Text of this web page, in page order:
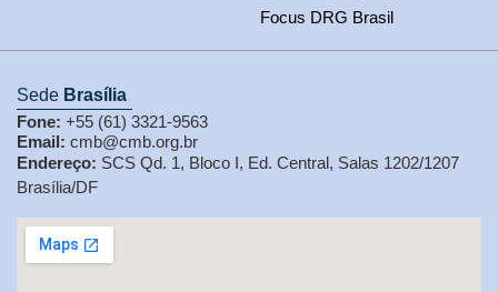
Focus DRG Brasil
Sede Brasília
Fone: +55 (61) 3321-9563
Email: cmb@cmb.org.br
Endereço: SCS Qd. 1, Bloco I, Ed. Central, Salas 1202/1207
Brasília/DF